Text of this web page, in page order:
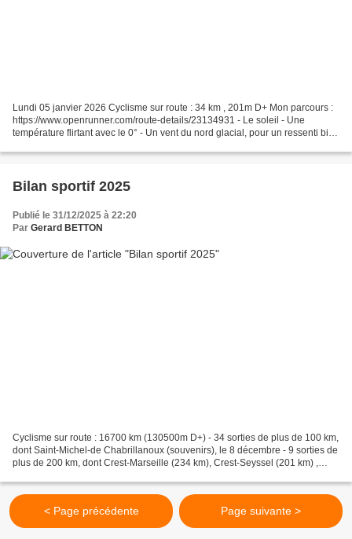
Lundi 05 janvier 2026 Cyclisme sur route : 34 km , 201m D+ Mon parcours :
https://www.openrunner.com/route-details/23134931 - Le soleil - Une
température flirtant avec le 0° - Un vent du nord glacial, pour un ressenti bien
Bilan sportif 2025
Publié le 31/12/2025 à 22:20
Par Gerard BETTON
Cyclisme sur route : 16700 km (130500m D+) - 34 sorties de plus de 100 km,
dont Saint-Michel-de Chabrillanoux (souvenirs), le 8 décembre - 9 sorties de
plus de 200 km, dont Crest-Marseille (234 km), Crest-Seyssel (201 km) ,
< Page précédente Page suivante >